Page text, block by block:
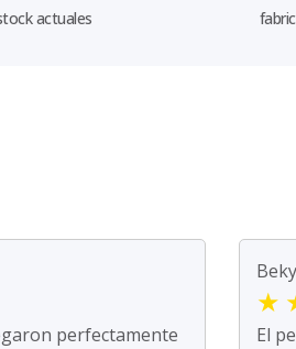
actuales
perfectamente
★
El